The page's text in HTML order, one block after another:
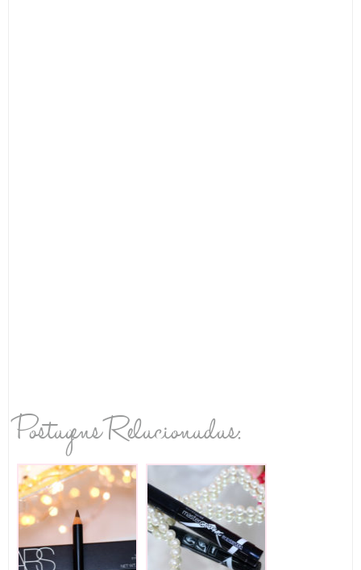
Postagens Relacionadas: